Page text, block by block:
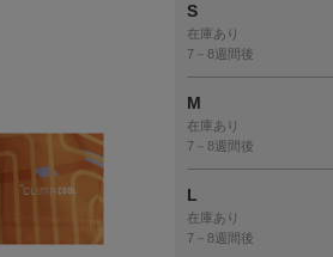
S
在庫あり
7－8週間後
M
在庫あり
7－8週間後
L
在庫あり
7－8週間後